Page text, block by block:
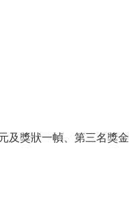
及獎狀一幀、第三名獎金